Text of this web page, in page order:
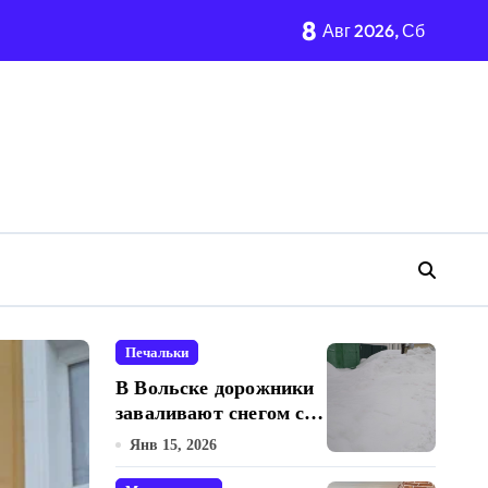
8 Авг 2026, Сб
Печальки
В Вольске дорожники
заваливают снегом с
дорог проходы к
частным жилым
Янв 15, 2026